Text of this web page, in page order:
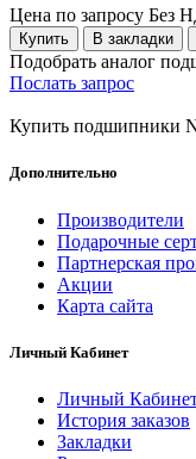
Цена по запросу Без
Купить В закладки
Подобрать аналог
Послать запрос
Купить подшипники
Дополнительно
Производители
Подарочные
Партнерская
Акции
Карта сайта
Личный Кабинет
Личный
История заказов
Закладки